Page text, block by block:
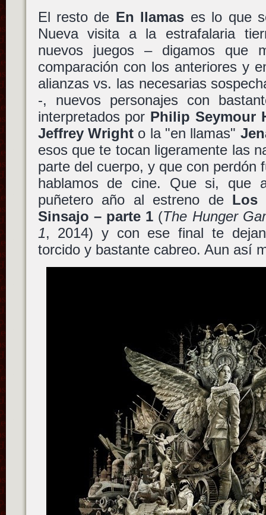
El resto de En llamas es lo que
Nueva visita a la estrafalaria
nuevos juegos – digamos que
comparación con los anteriores y
alianzas vs. las necesarias
-, nuevos personajes con
interpretados por Philip Seymour
Jeffrey Wrighto la "en llamas"
esos que te tocan ligeramente las
parte del cuerpo, y que con perdón
hablamos de cine. Que si, que
puñetero año al estreno de Los
Sinsajo – parte 1 (The Hunger
1, 2014) y con ese final te
torcido y bastante cabreo. Aun así